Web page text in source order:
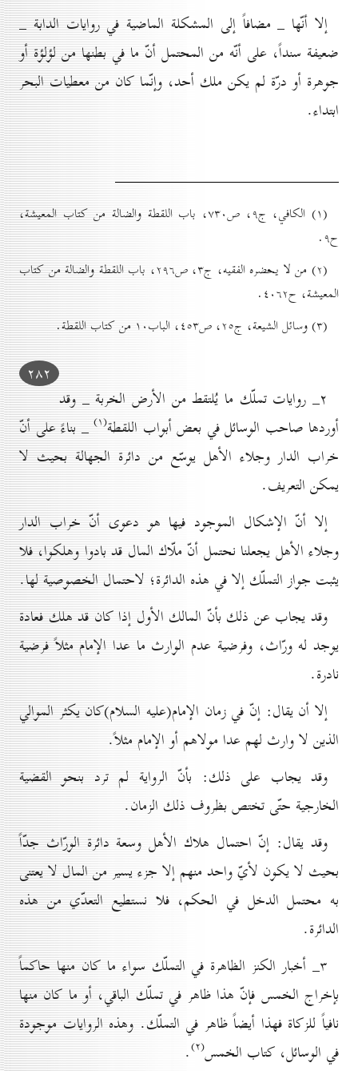
إلا أنّها _ مضافاً إلى المشکلة الماضية في روايات الدابة _
ضعيفة سنداً، على أنّه من المحتمل أنّ ما في بطنها من لؤلؤة أو
جوهرة أو درّة لم يكن ملك أحد، وإنّما كان من معطيات البحر
ابتداء.
(۱) الكافي، ج۹، ص۷۳٠، باب اللقطة والضالة من كتاب المعيشة،
ح۹.
(۲) من لا يحضره الفقيه، ج۳، ص۲۹٦، باب اللقطة والضالة من كتاب
المعيشة، ح٤٠٦۲.
(۳) وسائل الشيعة، ج۲٥، ص٤٥۳، الباب۱٠ من كتاب اللقطة.
۲۸۲
۲_ روايات تملّك ما يُلتقط من الأرض الخربة _ وقد
أوردها صاحب الوسائل في بعض أبواب اللقطة(۱)
_ بناءً على أنّ
خراب الدار وجلاء الأهل يوسّع من دائرة الجهالة بحيث لا
يمكن التعريف.
إلا أنّ الإشکال الموجود فيها هو دعوى أنّ خراب الدار
وجلاء الأهل يجعلنا نحتمل أنّ ملّاك المال قد بادوا وهلكوا، فلا
يثبت جواز التملّك إلا في هذه الدائرة؛ لاحتمال الخصوصية لها.
وقد يجاب عن ذلك بأنّ المالك الأول إذا كان قد هلك فعادة
يوجد له ورّاث، وفرضية عدم الوارث ما عدا الإمام مثلاً فرضية
نادرة.
إلا أن يقال: إنّ في زمان الإمام(علیه السلام)كان يكثر الموالي
الذين لا وارث لهم عدا مولاهم أو الإمام مثلاً.
وقد يجاب على ذلك: بأنّ الرواية لم ترد بنحو القضية
الخارجية حتّى تختص بظروف ذلك الزمان.
وقد يقال: إنّ احتمال هلاك الأهل وسعة دائرة الورّاث جدّاً
بحيث لا يكون لأيّ واحد منهم إلا جزء يسير من المال لا يعتنى
به محتمل الدخل في الحكم، فلا نستطيع التعدّي من هذه
الدائرة.
۳_ أخبار الكنز الظاهرة في التملّك سواء ما كان منها حاكماً
بإخراج الخمس فإنّ هذا ظاهر في تملّك الباقي، أو ما كان منها
نافياً للزكاة فهذا أيضاً ظاهر في التملّك. وهذه الروايات موجودة
في الوسائل، كتاب الخمس(۲) .